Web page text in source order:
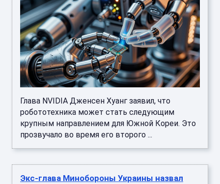
Глава NVIDIA Дженсен Хуанг заявил, что
робототехника может стать следующим
крупным направлением для Южной Кореи. Это
прозвучало во время его второго ...
Экс-глава Минобороны Украины назвал